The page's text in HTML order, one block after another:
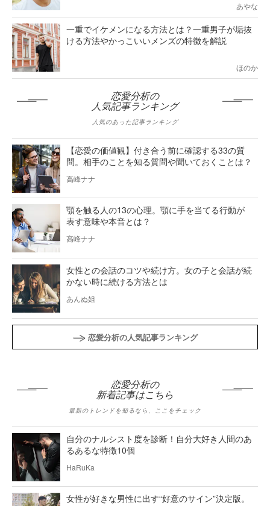
あやな
一重でイケメンになる方法とは？一重男子が垢抜
ける方法やかっこいいメンズの特徴を解説
ほのか
恋愛分析の
人気記事ランキング
人気のあった記事ランキング
【恋愛の価値観】付き合う前に確認する33の質
問。相手のことを知る質問や聞いておくことは？
高峰ナナ
顎を触る人の13の心理。顎に手を当てる行動が
表す意味や本音とは？
高峰ナナ
女性との会話のコツや続け方。女の子と会話が続
かない時に続ける方法とは
あんぬ姐
恋愛分析の人気記事ランキング
恋愛分析の
新着記事はこちら
最新のトレンドを知るなら、ここをチェック
自分のナルシスト度を診断！自分大好き人間のあ
るあるな特徴10個
HaRuKa
女性が好きな男性に出す“好意のサイン”決定版。